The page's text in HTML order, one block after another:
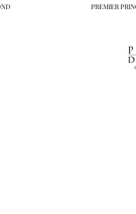
PREMIER